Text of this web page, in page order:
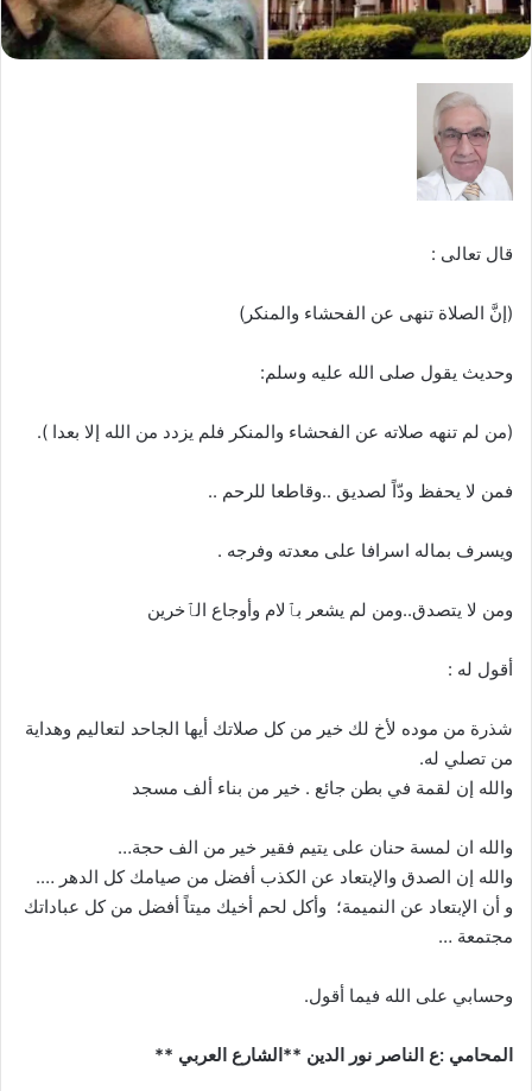
قال تعالى :
(إنَّ الصلاة تنهى عن الفحشاء والمنكر)
وحديث يقول صلى الله عليه وسلم:
(من لم تنهه صلاته عن الفحشاء والمنكر فلم يزدد من الله إلا بعدا ).
فمن لا يحفظ ودّاً لصديق ..وقاطعا للرحم ..
ويسرف بماله اسرافا على معدته وفرجه .
ومن لا يتصدق..ومن لم يشعر بٱلام وأوجاع الٱخرين
أقول له :
شذرة من موده لأخ لك خير من كل صلاتك أيها الجاحد لتعاليم وهداية
من تصلي له.
والله إن لقمة في بطن جائع . خير من بناء ألف مسجد
والله ان لمسة حنان على يتيم فقير خير من الف حجة…
والله إن الصدق والإبتعاد عن الكذب أفضل من صيامك كل الدهر ….
و أن الإبتعاد عن النميمة؛ وأكل لحم أخيك ميتاً أفضل من كل عباداتك
مجتمعة …
وحسابي على الله فيما أقول.
المحامي :ع الناصر نور الدين **الشارع العربي **